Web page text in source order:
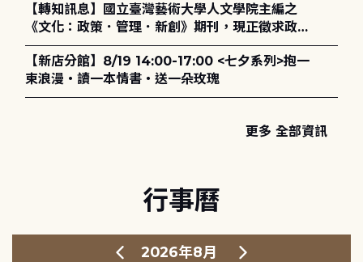
【轉知訊息】國立臺灣藝術大學人文學院主編之
《文化：政策．管理．新創》期刊，現正徵求政策
評論、書評及【邁向具回應力的博物館治理：政
策、領導與管理】主題特刊稿件至2027年6月1日
止，歡迎踴躍投稿。
【新店分館】8/19 14:00-17:00 <七夕系列>抱一
束浪漫・讀一本情書・送一朵玫瑰
更多 全部資訊
行事曆
2026年8月